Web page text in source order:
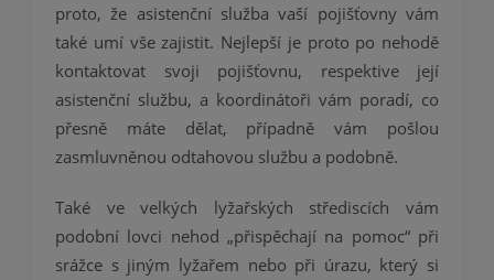
proto, že asistenční služba vaší pojišťovny vám
také umí vše zajistit. Nejlepší je proto po nehodě
kontaktovat svoji pojišťovnu, respektive její
asistenční službu, a koordinátoři vám poradí, co
přesně máte dělat, případně vám pošlou
zasmluvněnou odtahovou službu a podobně.
Také ve velkých lyžařských střediscích vám
podobní lovci nehod „přispěchají na pomoc“ při
srážce s jiným lyžařem nebo při úrazu, který si